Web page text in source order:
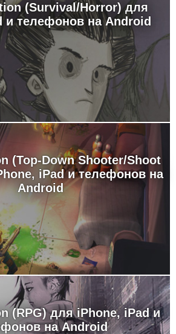
(Survival/Horror) для
и телефонов на Android
(Top-Down Shooter/Shoot
iPad и телефонов на
Android
(RPG) для iPhone, iPad и
на Android